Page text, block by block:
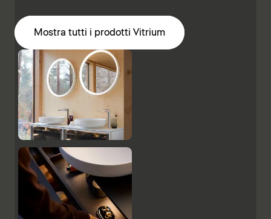
Mostra tutti i prodotti Vitrium